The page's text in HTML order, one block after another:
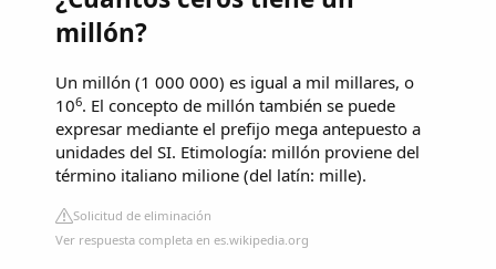
millón?
Un millón (1 000 000) es igual a mil millares, o
106. El concepto de millón también se puede
expresar mediante el prefijo mega antepuesto a
unidades del SI. Etimología: millón proviene del
término italiano milione (del latín: mille).
Solicitud de eliminación
Ver respuesta completa en es.wikipedia.org